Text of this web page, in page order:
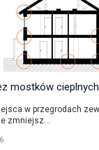
mostków
w przegrodach
zmniejsz...